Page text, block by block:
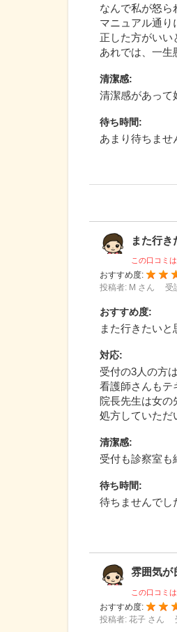
なんで私が怒ら
マニュアル通り
正した方がいい
あれでは、一生
清潔感:
清潔感があって
待ち時間:
あまり待ちませ
また行き
この口コミ
おすすめ度:
投稿者: M さん
受
おすすめ度:
また行きたいと
対応:
受付の3人の方
看護師さんもテ
院長先生は女の
処方していただ
清潔感:
受付も診察室も
待ち時間:
待ちませんでし
雰囲気が
この口コミ
おすすめ度:
投稿者: 花子 さん